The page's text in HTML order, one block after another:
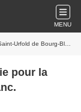
MENU
Urfold de Bourg-Blanc.
pour la